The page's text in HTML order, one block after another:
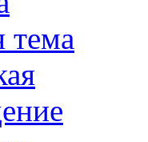
тема